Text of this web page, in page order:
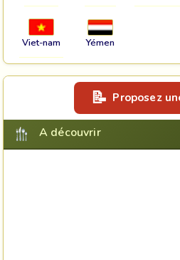
Viet-nam Yémen
Proposez
A découvrir